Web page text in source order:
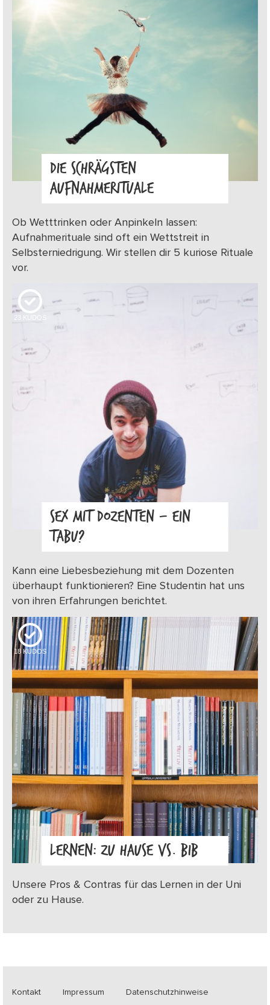
DIE SCHRÄGSTEN
AUFNAHMERITUALE
Ob Wetttrinken oder Anpinkeln lassen:
Aufnahmerituale sind oft ein Wettstreit in
Selbsterniedrigung. Wir stellen dir 5 kuriose Rituale
vor.
23 KUDOS
SEX MIT DOZENTEN – EIN
TABU?
Kann eine Liebesbeziehung mit dem Dozenten
überhaupt funktionieren? Eine Studentin hat uns
von ihren Erfahrungen berichtet.
18 KUDOS
LERNEN: ZU HAUSE VS. BIB
Unsere Pros & Contras für das Lernen in der Uni
oder zu Hause.
Kontakt Impressum Datenschutzhinweise